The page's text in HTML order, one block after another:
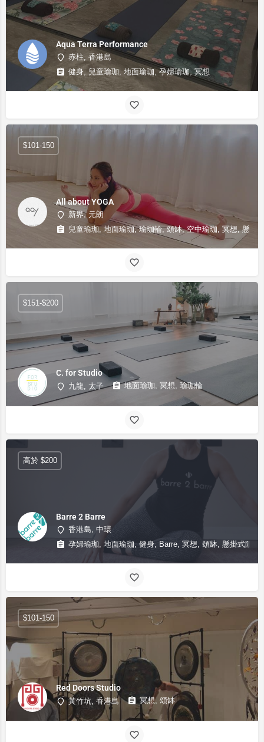
Aqua Terra Performance
赤柱, 香港島
健身, 兒童瑜珈, 地面瑜珈, 孕婦瑜珈, 冥想
All about YOGA
新界, 元朗
兒童瑜珈, 地面瑜珈, 瑜珈輪, 頌缽, 空中瑜珈, 冥想, 懸掛
$101-150
C. for Studio
九龍, 太子 地面瑜珈, 冥想, 瑜珈輪
$151-$200
Barre 2 Barre
香港島, 中環
孕婦瑜珈, 地面瑜珈, 健身, Barre, 冥想, 頌缽, 懸掛式阻力
高於 $200
Red Doors Studio
黃竹坑, 香港島 冥想, 頌缽
$101-150